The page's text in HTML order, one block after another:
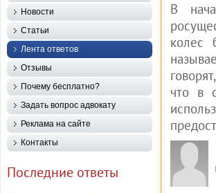
В
колес
что в
Новости
Статьи
Лента ответов
Отзывы
Почему бесплатно?
Задать вопрос адвокату
Реклама на сайте
Контакты
Последние ответы